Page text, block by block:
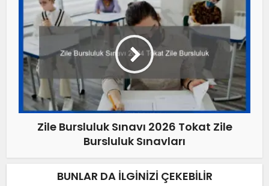
Zile Bursluluk Sınavı 2026 Tokat Zile
Bursluluk Sınavları
BUNLAR DA İLGINIZI ÇEKEBILIR